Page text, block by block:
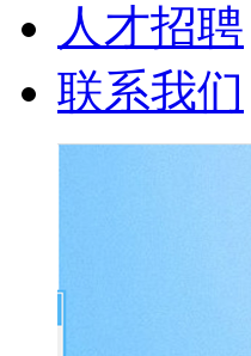
人才招聘
联系我们